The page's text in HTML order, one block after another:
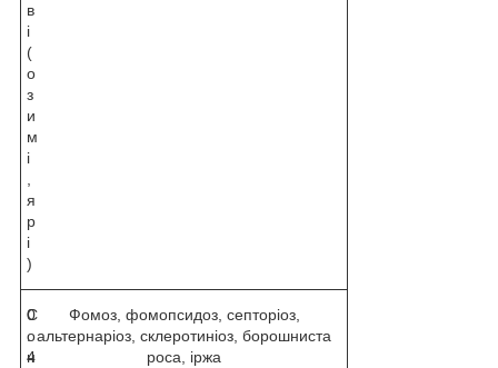
в
і
(
о
з
и
м
і
,
я
р
і
)
С
о
н
0
.
4
Фомоз, фомопсидоз, септоріоз,
альтернаріоз, склеротиніоз, борошниста
роса, іржа